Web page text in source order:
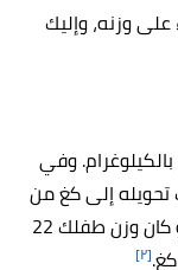
وزنه، وإليك
وفي
إلى كغ من
خلال قسمة الوزن بالباوند على 2.2، فمثلًا لو كان وزن طفلك 22
[٢]